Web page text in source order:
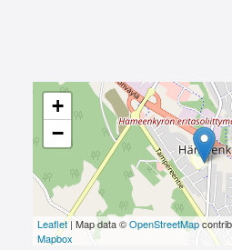
+
−
Leaflet| Map data ©OpenStreetMap
Mapbox